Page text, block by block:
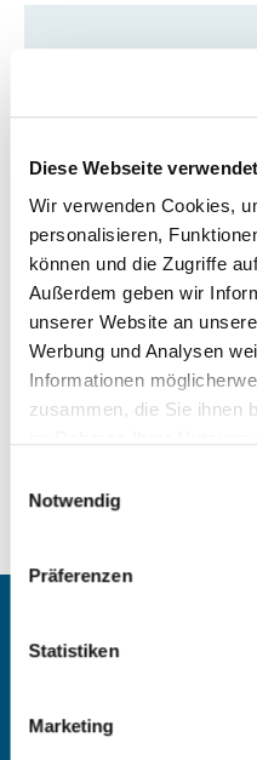
Diese Webseite
Wir verwenden Cookies,
personalisieren,
können und die Zugriffe
Außerdem geben wir
unserer Website an
Werbung und Analysen
Informationen
zusammen, die Sie ihnen
unserer
Notwendig
Präferenzen
Statistiken
Marketing
Wenn Sie das Wort nicht
ein neues geladen werden
Mit einem *
per Mail teilen
Stadtverwaltung
08468 Reichenbach